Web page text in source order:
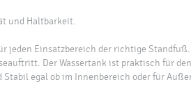
und Haltbarkeit.
jeden Einsatzbereich der richtige
Der Wassertank ist praktisch für
Stabil egal ob im Innenbereich oder für